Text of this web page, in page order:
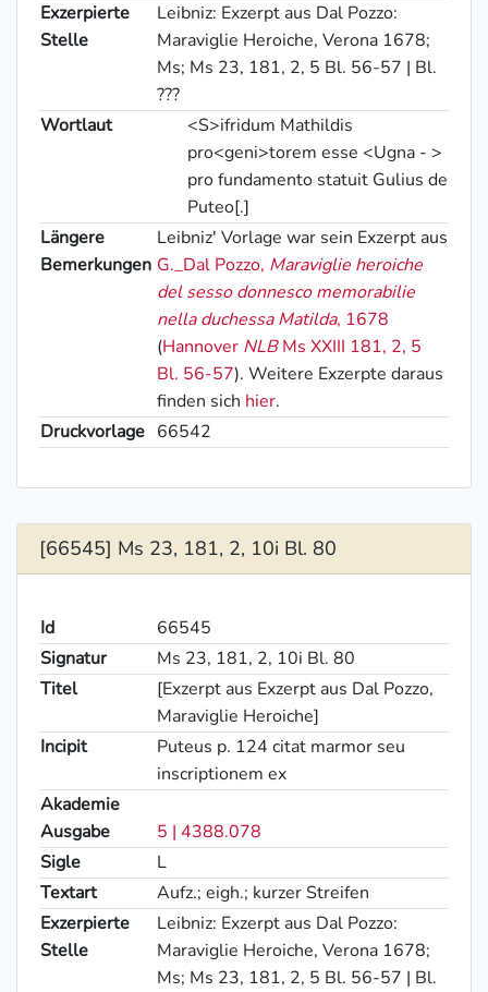
Exzerpierte
Stelle
Leibniz: Exzerpt aus Dal Pozzo:
Maraviglie Heroiche, Verona 1678;
Ms; Ms 23, 181, 2, 5 Bl. 56-57 | Bl.
???
Wortlaut
<S>ifridum Mathildis
pro<geni>torem esse <Ugna - >
pro fundamento statuit Gulius de
Puteo[.]
Längere
Bemerkungen
Leibniz' Vorlage war sein Exzerpt aus
G._Dal Pozzo, Maraviglie heroiche
del sesso donnesco memorabilie
nella duchessa Matilda, 1678
(Hannover NLBMs XXIII 181, 2, 5
Bl. 56-57). Weitere Exzerpte daraus
finden sich hier.
Druckvorlage 66542
[66545] Ms 23, 181, 2, 10i Bl. 80
Id
66545
Signatur
Ms 23, 181, 2, 10i Bl. 80
Titel
[Exzerpt aus Exzerpt aus Dal Pozzo,
Maraviglie Heroiche]
Incipit
Puteus p. 124 citat marmor seu
inscriptionem ex
Akademie
Ausgabe
5 | 4388.078
Sigle
L
Textart
Aufz.; eigh.; kurzer Streifen
Exzerpierte
Stelle
Leibniz: Exzerpt aus Dal Pozzo:
Maraviglie Heroiche, Verona 1678;
Ms; Ms 23, 181, 2, 5 Bl. 56-57 | Bl.